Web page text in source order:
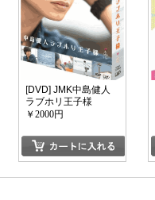
[DVD] JMK中島健人
ラブホリ王子様
￥2000円